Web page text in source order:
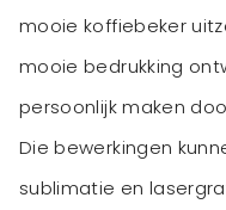
mooie koffiebeker
mooie bedrukking
persoonlijk maken
Die bewerkingen
sublimatie en